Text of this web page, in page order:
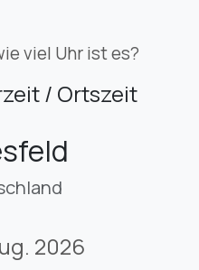
viel Uhr ist es?
/ Ortszeit
2026